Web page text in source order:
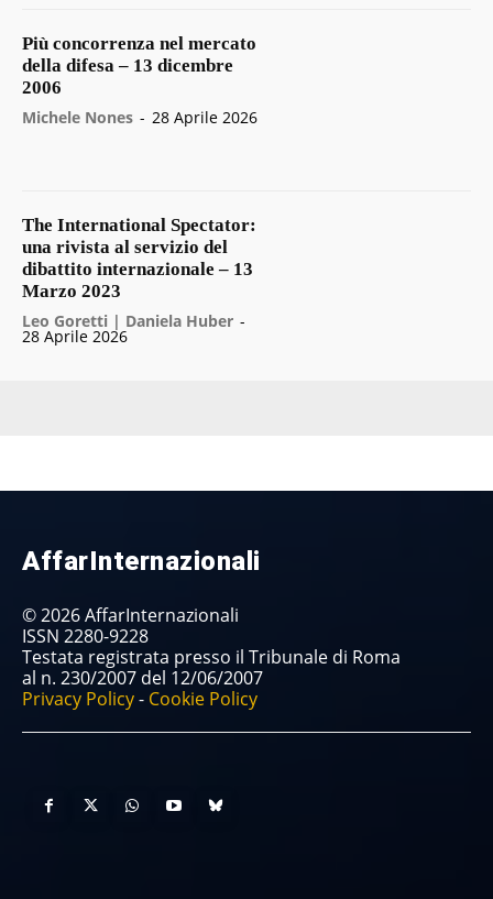
Più concorrenza nel mercato
della difesa – 13 dicembre
2006
Michele Nones - 28 Aprile 2026
The International Spectator:
una rivista al servizio del
dibattito internazionale – 13
Marzo 2023
Leo Goretti | Daniela Huber -
28 Aprile 2026
AffarInternazionali
© 2026 AffarInternazionali
ISSN 2280-9228
Testata registrata presso il Tribunale di Roma
al n. 230/2007 del 12/06/2007
Privacy Policy- Cookie Policy